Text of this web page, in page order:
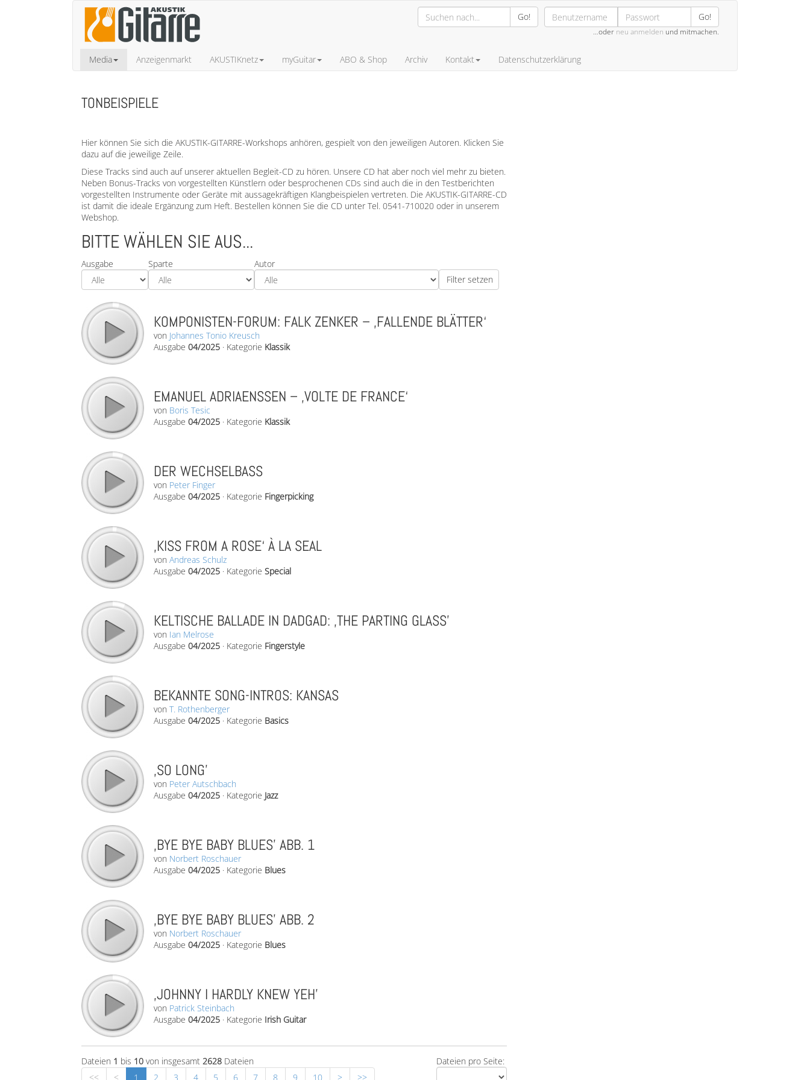
Go! Go!
…oder neu anmelden und mitmachen.
Media Anzeigenmarkt AKUSTIKnetz myGuitar ABO & Shop Archiv Kontakt Datenschutzerklärung
TONBEISPIELE
Hier können Sie sich die AKUSTIK-GITARRE-Workshops anhören, gespielt von den jeweiligen Autoren. Klicken Sie
dazu auf die jeweilige Zeile.
Diese Tracks sind auch auf unserer aktuellen Begleit-CD zu hören. Unsere CD hat aber noch viel mehr zu bieten.
Neben Bonus-Tracks von vorgestellten Künstlern oder besprochenen CDs sind auch die in den Testberichten
vorgestellten Instrumente oder Geräte mit aussagekräftigen Klangbeispielen vertreten. Die AKUSTIK-GITARRE-CD
ist damit die ideale Ergänzung zum Heft. Bestellen können Sie die CD unter Tel. 0541-710020 oder in unserem
Webshop.
BITTE WÄHLEN SIE AUS...
Ausgabe Sparte Autor
KOMPONISTEN-FORUM: FALK ZENKER – ‚FALLENDE BLÄTTER‘
von Johannes Tonio Kreusch
Ausgabe 04/2025 · Kategorie Klassik
EMANUEL ADRIAENSSEN – ‚VOLTE DE FRANCE‘
von Boris Tesic
Ausgabe 04/2025 · Kategorie Klassik
DER WECHSELBASS
von Peter Finger
Ausgabe 04/2025 · Kategorie Fingerpicking
‚KISS FROM A ROSE‘ À LA SEAL
von Andreas Schulz
Ausgabe 04/2025 · Kategorie Special
KELTISCHE BALLADE IN DADGAD: ‚THE PARTING GLASS’
von Ian Melrose
Ausgabe 04/2025 · Kategorie Fingerstyle
BEKANNTE SONG-INTROS: KANSAS
von T. Rothenberger
Ausgabe 04/2025 · Kategorie Basics
‚SO LONG’
von Peter Autschbach
Ausgabe 04/2025 · Kategorie Jazz
‚BYE BYE BABY BLUES’ ABB. 1
von Norbert Roschauer
Ausgabe 04/2025 · Kategorie Blues
‚BYE BYE BABY BLUES’ ABB. 2
von Norbert Roschauer
Ausgabe 04/2025 · Kategorie Blues
‚JOHNNY I HARDLY KNEW YEH’
von Patrick Steinbach
Ausgabe 04/2025 · Kategorie Irish Guitar
Dateien pro Seite:
Dateien 1 bis 10 von insgesamt 2628 Dateien
<<
< 1 2 3 4 5 6 7 8 9 10 > >>